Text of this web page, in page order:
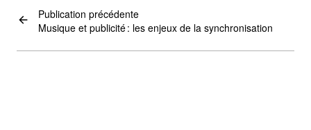
Publication précédente
Musique et publicité : les enjeux de la synchronisation